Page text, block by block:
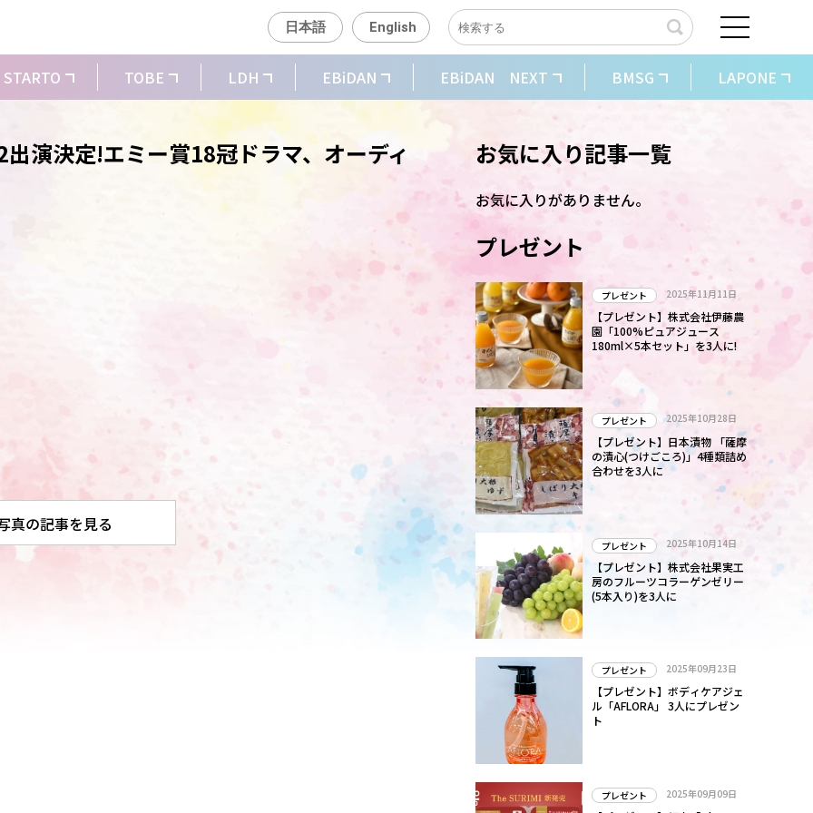
日本語 English
STARTO TOBE LDH EBiDAN EBiDAN NEXT BMSG LAPONE
演決定!エミー賞18冠ドラマ、オーディ
真の記事を見る
お気に入り記事一覧
お気に入りがありません。
プレゼント
プレゼント 2025年11月11日
【プレゼント】株式会社伊藤農
園「100%ピュアジュース
180ml×5本セット」を3人に!
プレゼント 2025年10月28日
【プレゼント】日本漬物 「薩摩
の漬心(つけごころ)」4種類詰め
合わせを3人に
プレゼント 2025年10月14日
【プレゼント】株式会社果実工
房のフルーツコラーゲンゼリー
(5本入り)を3人に
プレゼント 2025年09月23日
【プレゼント】ボディケアジェ
ル「AFLORA」 3人にプレゼン
ト
プレゼント 2025年09月09日